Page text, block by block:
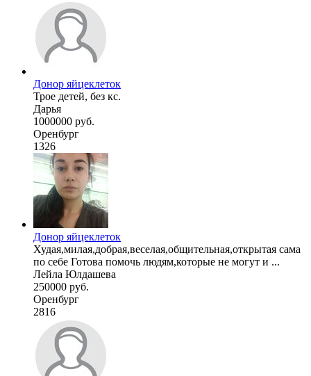
Донор яйцеклеток
Трое детей, без кс.
Дарья
1000000 руб.
Оренбург
1326
Донор яйцеклеток
Худая,милая,добрая,веселая,общительная,открытая сама
по себе Готова помочь людям,которые не могут и ...
Лейла Юлдашева
250000 руб.
Оренбург
2816